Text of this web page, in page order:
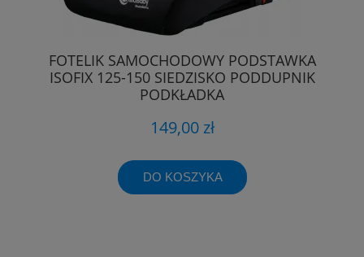
FOTELIK SAMOCHODOWY PODSTAWKA
ISOFIX 125-150 SIEDZISKO PODDUPNIK
PODKŁADKA
149,00 zł
DO KOSZYKA